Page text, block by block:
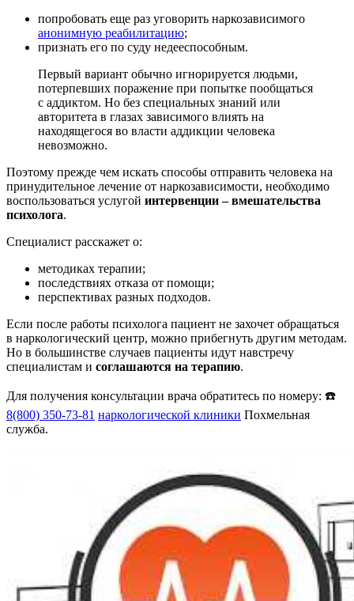
попробовать еще раз уговорить наркозависимого
анонимную реабилитацию;
признать его по суду недееспособным.
Первый вариант обычно игнорируется людьми,
потерпевших поражение при попытке пообщаться
с аддиктом. Но без специальных знаний или
авторитета в глазах зависимого влиять на
находящегося во власти аддикции человека
невозможно.
Поэтому прежде чем искать способы отправить человека на
принудительное лечение от наркозависимости, необходимо
воспользоваться услугой интервенции – вмешательства
психолога.
Специалист расскажет о:
методиках терапии;
последствиях отказа от помощи;
перспективах разных подходов.
Если после работы психолога пациент не захочет обращаться
в наркологический центр, можно прибегнуть другим методам.
Но в большинстве случаев пациенты идут навстречу
специалистам и соглашаются на терапию.
Для получения консультации врача обратитесь по номеру: ☎️
8(800) 350-73-81 наркологической клиники Похмельная
служба.